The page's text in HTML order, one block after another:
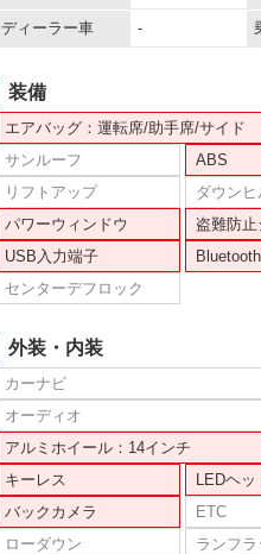
ディーラー車 -
装備
エアバッグ：運転席/助手席/サイド
サンルーフ
ABS
リフトアップ
ダウン
パワーウィンドウ
盗難防止
USB入力端子
センターデフロック
外装・内装
カーナビ
オーディオ
アルミホイール：14インチ
キーレス
LEDヘ
バックカメラ
ETC
ローダウン
ランフ